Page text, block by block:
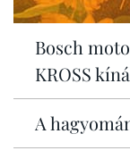
Bosch
KROSS
A